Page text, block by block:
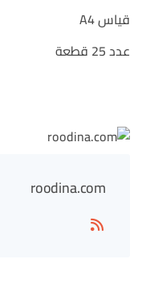
قياس A4
عدد 25 قطعة
roodina.com